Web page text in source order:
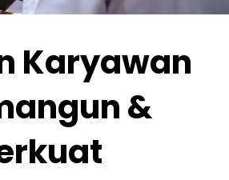
Karyawan
&